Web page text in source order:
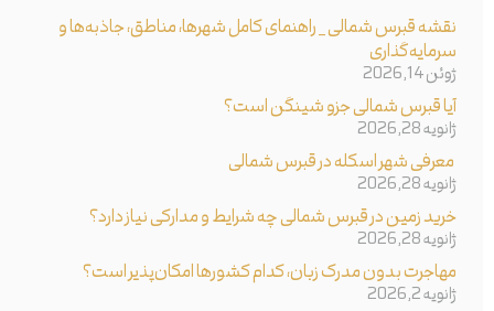
نقشه قبرس شمالی _ راهنمای کامل شهرها، مناطق، جاذبه‌ها و
سرمایه‌گذاری
ژوئن 14, 2026
آیا قبرس شمالی جزو شینگن است؟
ژانویه 28, 2026
معرفی شهر اسکله در قبرس شمالی
ژانویه 28, 2026
خرید زمین در قبرس شمالی چه شرایط و مدارکی نیاز دارد؟
ژانویه 28, 2026
مهاجرت بدون مدرک زبان، کدام کشورها امکان‌پذیر است؟
ژانویه 2, 2026